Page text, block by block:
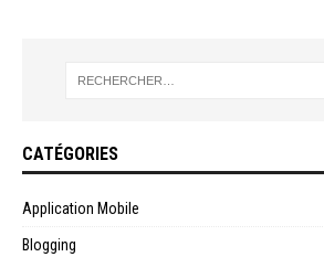
CATÉGORIES
Application Mobile
Blogging